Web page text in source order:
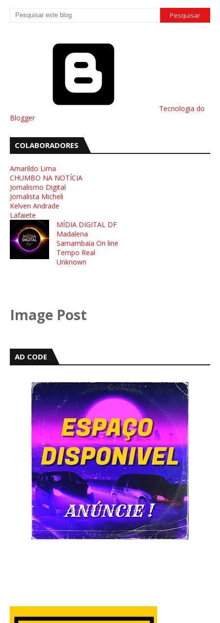
Tecnologia do
Blogger
COLABORADORES
Amarildo Lima
CHUMBO NA NOTÍCIA
Jornalismo Digital
Jornalista Micheli
Kelven Andrade
Lafaiete
MÍDIA DIGITAL DF
Madalena
Samambaia On line
Tempo Real
Unknown
Image Post
AD CODE